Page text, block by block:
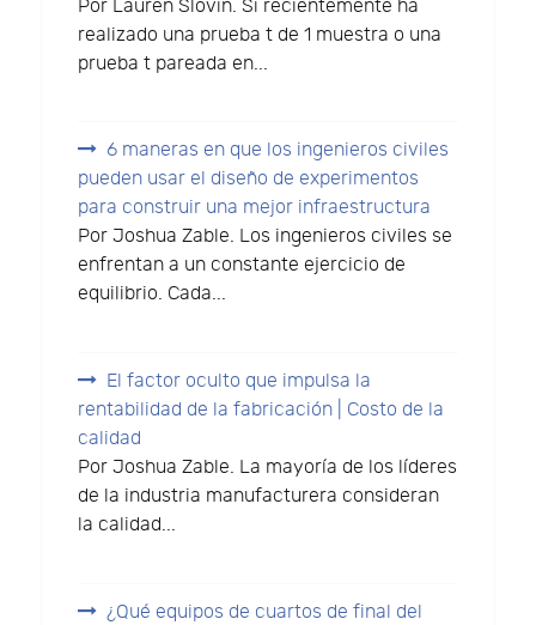
Por Lauren Slovin. Si recientemente ha
realizado una prueba t de 1 muestra o una
prueba t pareada en...
6 maneras en que los ingenieros civiles
pueden usar el diseño de experimentos
para construir una mejor infraestructura
Por Joshua Zable. Los ingenieros civiles se
enfrentan a un constante ejercicio de
equilibrio. Cada...
El factor oculto que impulsa la
rentabilidad de la fabricación | Costo de la
calidad
Por Joshua Zable. La mayoría de los líderes
de la industria manufacturera consideran
la calidad...
¿Qué equipos de cuartos de final del